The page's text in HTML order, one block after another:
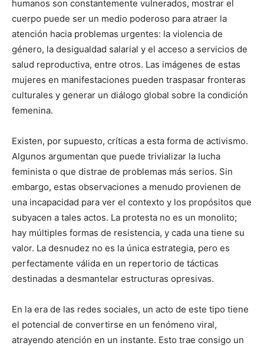
humanos son constantemente vulnerados, mostrar el
cuerpo puede ser un medio poderoso para atraer la
atención hacia problemas urgentes: la violencia de
género, la desigualdad salarial y el acceso a servicios de
salud reproductiva, entre otros. Las imágenes de estas
mujeres en manifestaciones pueden traspasar fronteras
culturales y generar un diálogo global sobre la condición
femenina.
Existen, por supuesto, críticas a esta forma de activismo.
Algunos argumentan que puede trivializar la lucha
feminista o que distrae de problemas más serios. Sin
embargo, estas observaciones a menudo provienen de
una incapacidad para ver el contexto y los propósitos que
subyacen a tales actos. La protesta no es un monolito;
hay múltiples formas de resistencia, y cada una tiene su
valor. La desnudez no es la única estrategia, pero es
perfectamente válida en un repertorio de tácticas
destinadas a desmantelar estructuras opresivas.
En la era de las redes sociales, un acto de este tipo tiene
el potencial de convertirse en un fenómeno viral,
atrayendo atención en un instante. Esto trae consigo un